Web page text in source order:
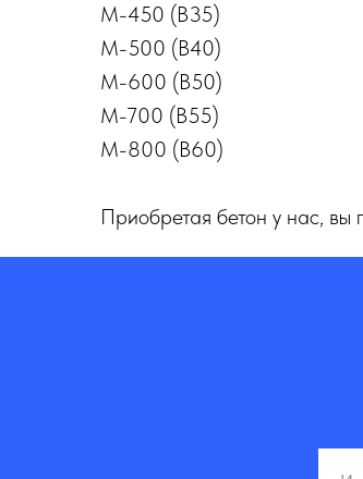
М-450 (B35)
М-500 (B40)
М-600 (B50)
М-700 (B55)
М-800 (B60)
Приобретая бетон у нас, вы